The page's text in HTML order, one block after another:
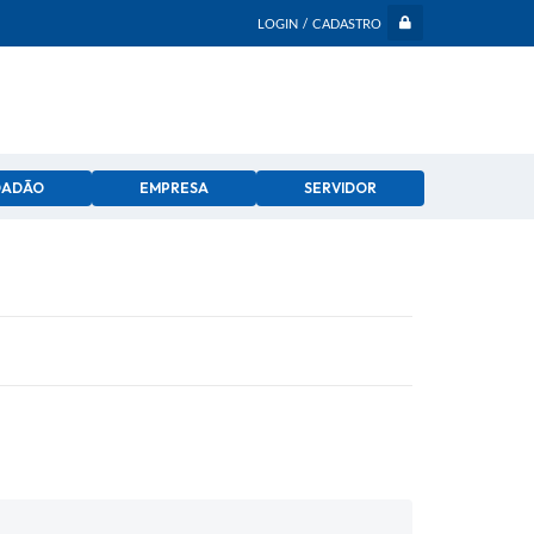
LOGIN / CADASTRO
EMPRESA SERVIDOR